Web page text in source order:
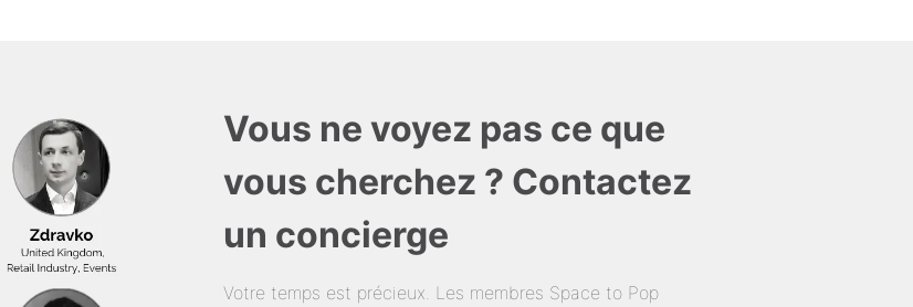
Vous ne voyez pas ce que
vous cherchez ? Contactez
un concierge
Votre temps est précieux. Les membres Space to Pop